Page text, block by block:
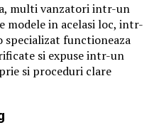
multi vanzatori intr-un
modele in acelasi loc, intr-
specializat functioneaza
si expuse intr-un
si proceduri clare